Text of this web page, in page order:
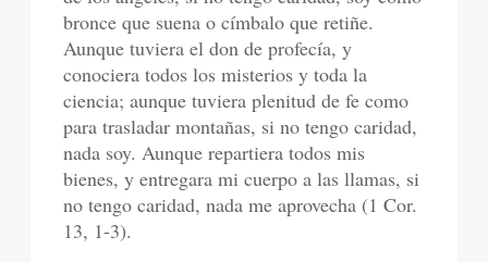
bronce que suena o címbalo que retiñe.
Aunque tuviera el don de profecía, y
conociera todos los misterios y toda la
ciencia; aunque tuviera plenitud de fe como
para trasladar montañas, si no tengo caridad,
nada soy. Aunque repartiera todos mis
bienes, y entregara mi cuerpo a las llamas, si
no tengo caridad, nada me aprovecha (1 Cor.
13, 1-3).